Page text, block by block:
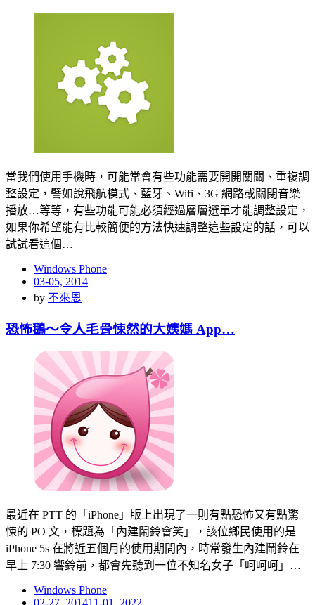
當我們使用手機時，可能常會有些功能需要開開關關、重複調
整設定，譬如說飛航模式、藍牙、Wifi、3G 網路或關閉音樂
播放…等等，有些功能可能必須經過層層選單才能調整設定，
如果你希望能有比較簡便的方法快速調整這些設定的話，可以
試試看這個…
Windows Phone
Posted
on
03-05, 2014
by 不來恩
恐怖鵝～令人毛骨悚然的大姨媽 App…
最近在 PTT 的「iPhone」版上出現了一則有點恐怖又有點驚
悚的 PO 文，標題為「內建鬧鈴會笑」，該位鄉民使用的是
iPhone 5s 在將近五個月的使用期間內，時常發生內建鬧鈴在
早上 7:30 響鈴前，都會先聽到一位不知名女子「呵呵呵」…
Windows Phone
Posted
02-27, 201411-01, 2022